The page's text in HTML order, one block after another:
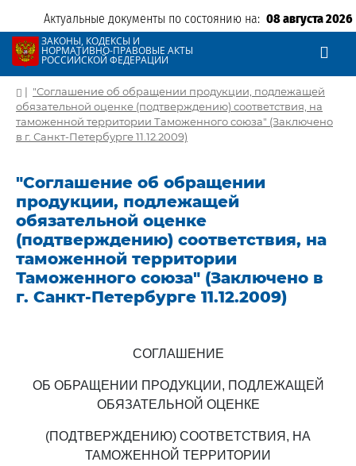
Актуальные документы по состоянию на: 08 августа 2026
ЗАКОНЫ, КОДЕКСЫ И
НОРМАТИВНО-ПРАВОВЫЕ АКТЫ
РОССИЙСКОЙ ФЕДЕРАЦИИ
| "Соглашение об обращении продукции, подлежащей
обязательной оценке (подтверждению) соответствия, на
таможенной территории Таможенного союза" (Заключено
в г. Санкт-Петербурге 11.12.2009)
"Соглашение об обращении
продукции, подлежащей
обязательной оценке
(подтверждению) соответствия, на
таможенной территории
Таможенного союза" (Заключено в
г. Санкт-Петербурге 11.12.2009)
СОГЛАШЕНИЕ
ОБ ОБРАЩЕНИИ ПРОДУКЦИИ, ПОДЛЕЖАЩЕЙ
ОБЯЗАТЕЛЬНОЙ ОЦЕНКЕ
(ПОДТВЕРЖДЕНИЮ) СООТВЕТСТВИЯ, НА
ТАМОЖЕННОЙ ТЕРРИТОРИИ